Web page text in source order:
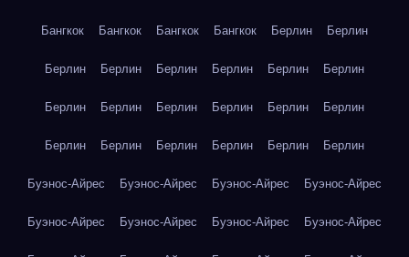
Бангкок Бангкок Бангкок Бангкок Берлин Берлин
Берлин Берлин Берлин Берлин Берлин Берлин
Берлин Берлин Берлин Берлин Берлин Берлин
Берлин Берлин Берлин Берлин Берлин Берлин
Буэнос-Айрес Буэнос-Айрес Буэнос-Айрес Буэнос-Айрес
Буэнос-Айрес Буэнос-Айрес Буэнос-Айрес Буэнос-Айрес